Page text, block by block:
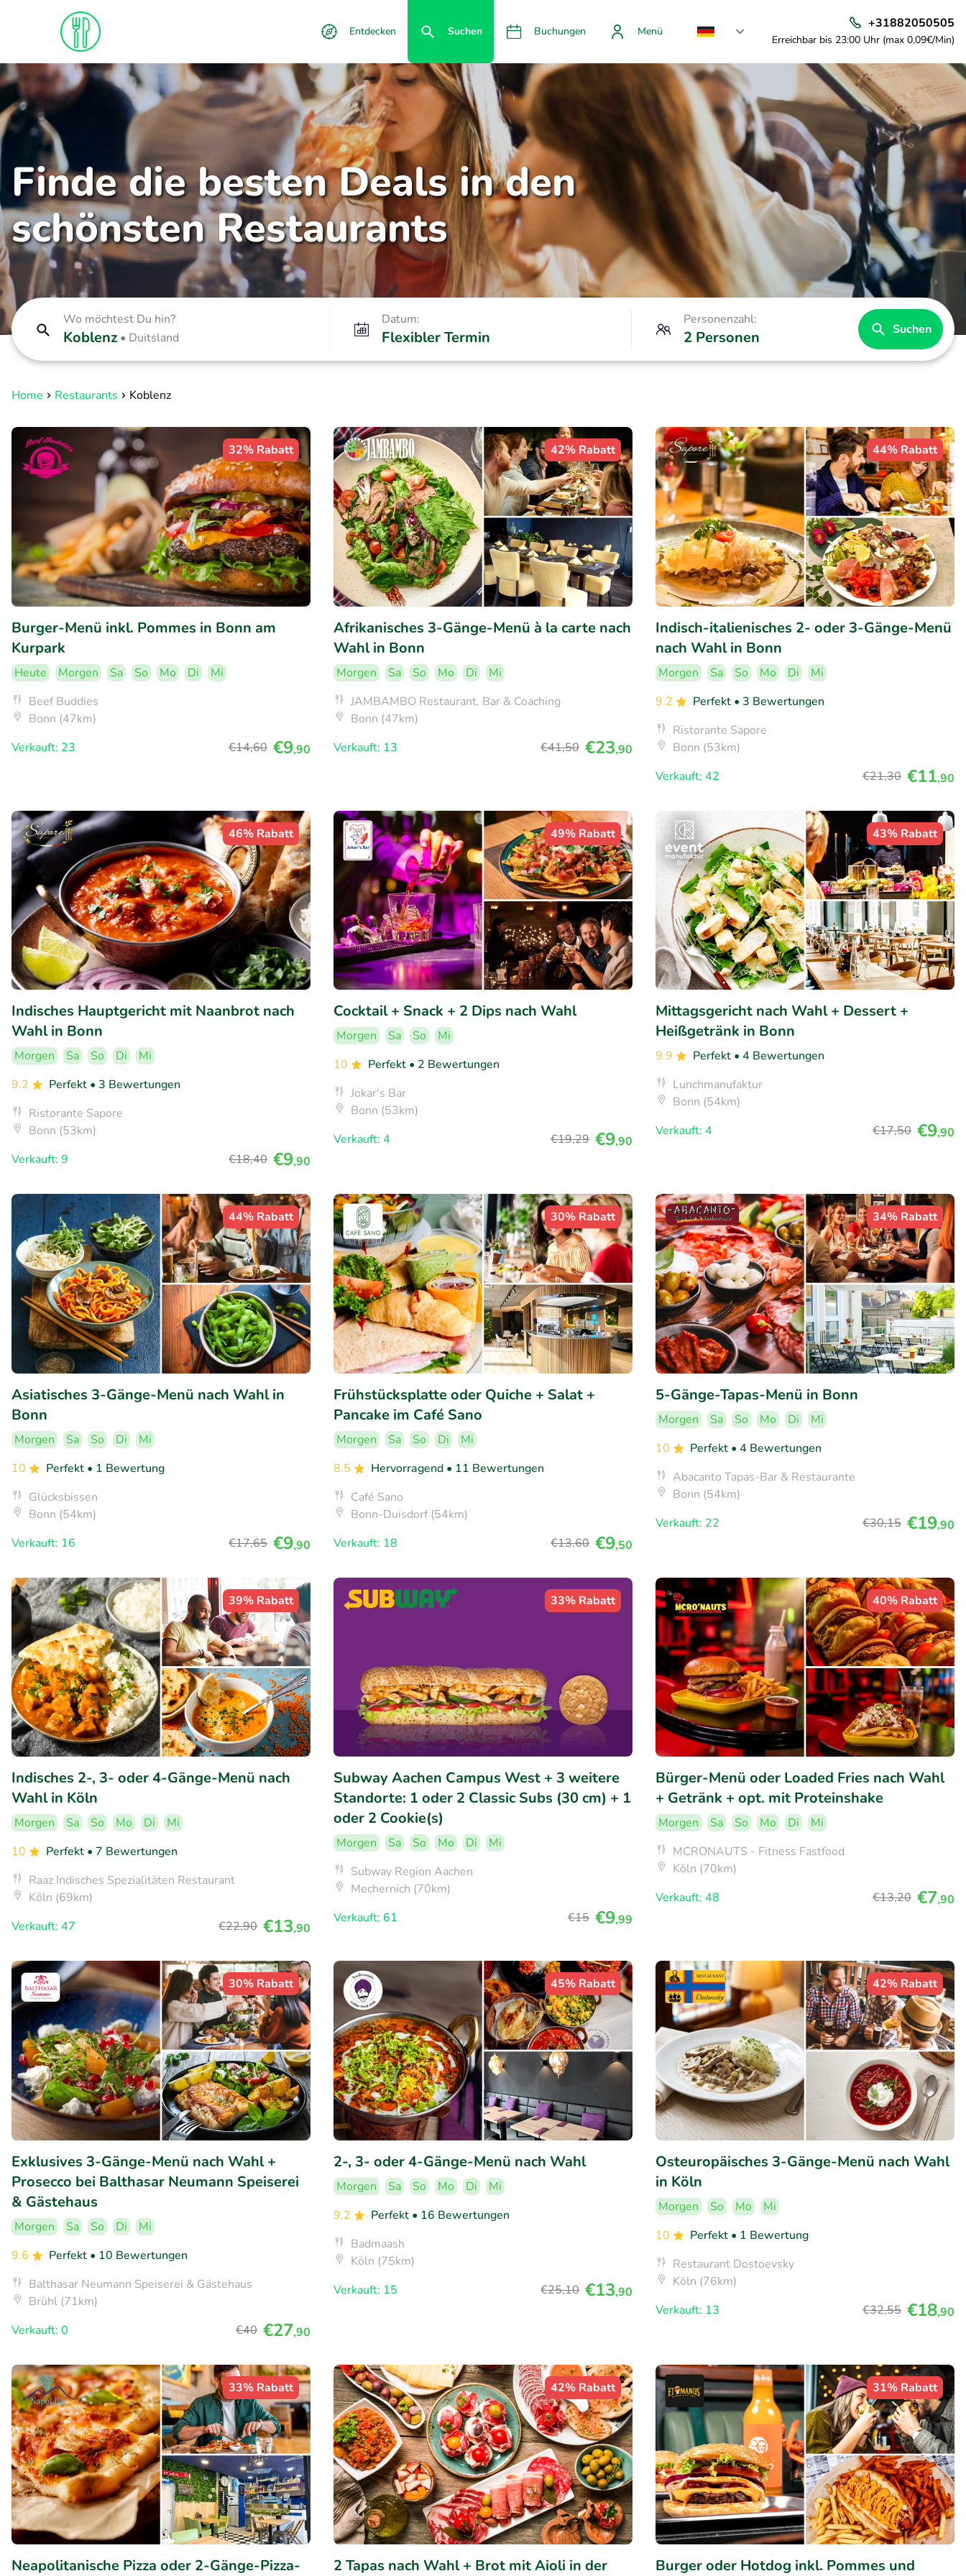
Entdecken Suchen Buchungen Menü
+31882050505
Erreichbar bis 23:00 Uhr (max 0,09€/Min)
Finde die besten Deals in den
schönsten Restaurants
Wo möchtest Du hin?
Koblenz • Duitsland
Datum:
Flexibler Termin
Personenzahl:
2 Personen Suchen
Home Restaurants Koblenz
32% Rabatt
Burger-Menü inkl. Pommes in Bonn am
Kurpark
Heute Morgen Sa So Mo Di
Mi
Beef Buddies
Bonn (47km)
Verkauft: 23
€14,60 €9,90
42% Rabatt
Afrikanisches 3-Gänge-Menü à la carte nach
Wahl in Bonn
Morgen Sa So Mo Di
Mi
JAMBAMBO Restaurant, Bar & Coaching
Bonn (47km)
Verkauft: 13
€41,50 €23,90
44% Rabatt
Indisch-italienisches 2- oder 3-Gänge-Menü
nach Wahl in Bonn
Morgen Sa So Mo Di
Mi
9.2
Perfekt • 3 Bewertungen
Ristorante Sapore
Bonn (53km)
Verkauft: 42
€21,30 €11,90
46% Rabatt
Indisches Hauptgericht mit Naanbrot nach
Wahl in Bonn
Morgen Sa So Di
Mi
9.2
Perfekt • 3 Bewertungen
Ristorante Sapore
Bonn (53km)
Verkauft: 9
€18,40 €9,90
49% Rabatt
Cocktail + Snack + 2 Dips nach Wahl
Morgen Sa So
Mi
10
Perfekt • 2 Bewertungen
Jokar's Bar
Bonn (53km)
Verkauft: 4
€19,29 €9,90
43% Rabatt
Mittagsgericht nach Wahl + Dessert +
Heißgetränk in Bonn
9.9 Perfekt • 4 Bewertungen
Lunchmanufaktur
Bonn (54km)
Verkauft: 4
€17,50 €9,90
44% Rabatt
Asiatisches 3-Gänge-Menü nach Wahl in
Bonn
Morgen Sa So Di
Mi
10
Perfekt • 1 Bewertung
Glücksbissen
Bonn (54km)
Verkauft: 16
€17,65 €9,90
30% Rabatt
Frühstücksplatte oder Quiche + Salat +
Pancake im Café Sano
Morgen Sa So Di
Mi
8.5
Hervorragend • 11 Bewertungen
Café Sano
Bonn-Duisdorf (54km)
Verkauft: 18
€13,60 €9,50
34% Rabatt
5-Gänge-Tapas-Menü in Bonn
Morgen Sa So Mo Di
Mi
10
Perfekt • 4 Bewertungen
Abacanto Tapas-Bar & Restaurante
Bonn (54km)
Verkauft: 22
€30,15 €19,90
39% Rabatt
Indisches 2-, 3- oder 4-Gänge-Menü nach
Wahl in Köln
Morgen Sa So Mo Di
Mi
10
Perfekt • 7 Bewertungen
Raaz Indisches Spezialitäten Restaurant
Köln (69km)
Verkauft: 47
€22,90 €13,90
33% Rabatt
Subway Aachen Campus West + 3 weitere
Standorte: 1 oder 2 Classic Subs (30 cm) + 1
oder 2 Cookie(s)
Morgen Sa So Mo Di
Mi
Subway Region Aachen
Mechernich (70km)
Verkauft: 61
€15 €9,99
40% Rabatt
Bürger-Menü oder Loaded Fries nach Wahl
+ Getränk + opt. mit Proteinshake
Morgen Sa So Mo Di
Mi
MCRONAUTS - Fitness Fastfood
Köln (70km)
Verkauft: 48
€13,20 €7,90
30% Rabatt
Exklusives 3-Gänge-Menü nach Wahl +
Prosecco bei Balthasar Neumann Speiserei
& Gästehaus
Morgen Sa So Di
Mi
9.6
Perfekt • 10 Bewertungen
Balthasar Neumann Speiserei & Gästehaus
Brühl (71km)
Verkauft: 0
€40 €27,90
45% Rabatt
2-, 3- oder 4-Gänge-Menü nach Wahl
Morgen Sa So Mo Di
Mi
9.2
Perfekt • 16 Bewertungen
Badmaash
Köln (75km)
Verkauft: 15
€25,10 €13,90
42% Rabatt
Osteuropäisches 3-Gänge-Menü nach Wahl
in Köln
Morgen So Mo
Mi
10
Perfekt • 1 Bewertung
Restaurant Dostoevsky
Köln (76km)
Verkauft: 13
€32,55 €18,90
33% Rabatt
Neapolitanische Pizza oder 2-Gänge-Pizza-
42% Rabatt
2 Tapas nach Wahl + Brot mit Aioli in der
31% Rabatt
Burger oder Hotdog inkl. Pommes und